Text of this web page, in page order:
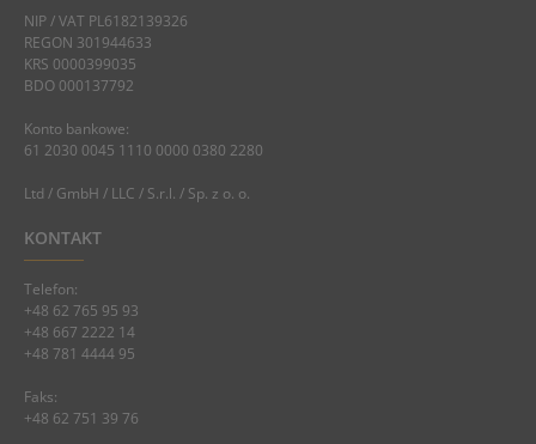
NIP / VAT PL6182139326
REGON 301944633
KRS 0000399035
BDO 000137792
Konto bankowe:
61 2030 0045 1110 0000 0380 2280
Ltd / GmbH / LLC / S.r.l. / Sp. z o. o.
KONTAKT
Telefon:
+48 62 765 95 93
+48 667 2222 14
+48 781 4444 95
Faks:
+48 62 751 39 76